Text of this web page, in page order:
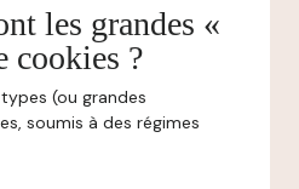
les grandes «
cookies ?
(ou grandes
soumis à des régimes